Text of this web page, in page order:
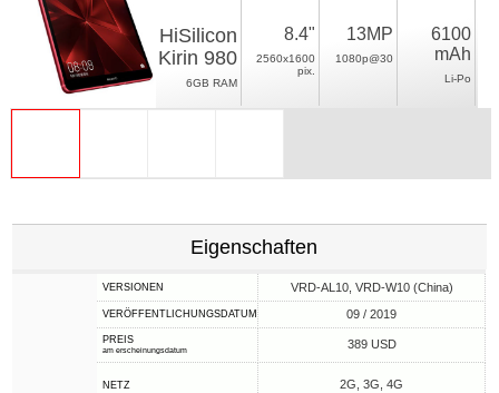
HiSilicon
Kirin 980
6GB RAM
8.4"
2560x1600
pix.
13MP
1080p@30
6100
mAh
Li-Po
Eigenschaften
VERSIONEN VRD-AL10, VRD-W10 (China)
VERÖFFENTLICHUNGSDATUM 09 / 2019
PREIS
am erscheinungsdatum 389 USD
NETZ 2G, 3G, 4G